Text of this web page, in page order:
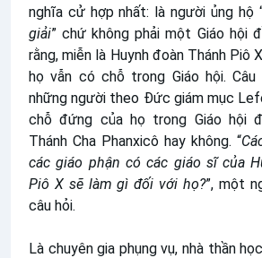
nghĩa cử hợp nhất: là người ủng hộ
giải” chứ không phải một Giáo hội
rằng, miễn là Huynh đoàn Thánh Piô
họ vẫn có chỗ trong Giáo hội.
những người theo Đức giám mục
chỗ đứng của họ trong Giáo hội
Thánh Cha Phanxicô hay không. “
các giáo phận có các giáo sĩ của
Piô X sẽ làm gì đối với họ?”, một
câu hỏi.
Là chuyên gia phụng vụ, nhà thần